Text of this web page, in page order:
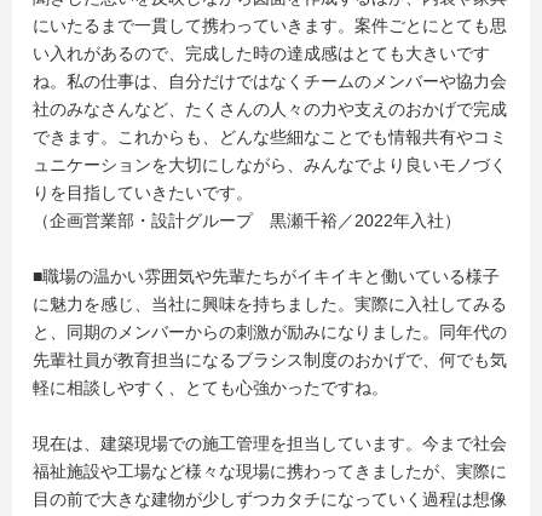
にいたるまで一貫して携わっていきます。案件ごとにとても思
い入れがあるので、完成した時の達成感はとても大きいです
ね。私の仕事は、自分だけではなくチームのメンバーや協力会
社のみなさんなど、たくさんの人々の力や支えのおかげで完成
できます。これからも、どんな些細なことでも情報共有やコミ
ュニケーションを大切にしながら、みんなでより良いモノづく
りを目指していきたいです。
（企画営業部・設計グループ 黒瀬千裕／2022年入社）
■職場の温かい雰囲気や先輩たちがイキイキと働いている様子
に魅力を感じ、当社に興味を持ちました。実際に入社してみる
と、同期のメンバーからの刺激が励みになりました。同年代の
先輩社員が教育担当になるブラシス制度のおかげで、何でも気
軽に相談しやすく、とても心強かったですね。
現在は、建築現場での施工管理を担当しています。今まで社会
福祉施設や工場など様々な現場に携わってきましたが、実際に
目の前で大きな建物が少しずつカタチになっていく過程は想像